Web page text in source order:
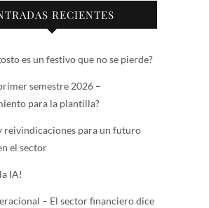
RECIENTES
es un festivo que no se pierde?
semestre 2026 –
para la plantilla?
reivindicaciones para un futuro
el sector
IA!
– El sector financiero dice